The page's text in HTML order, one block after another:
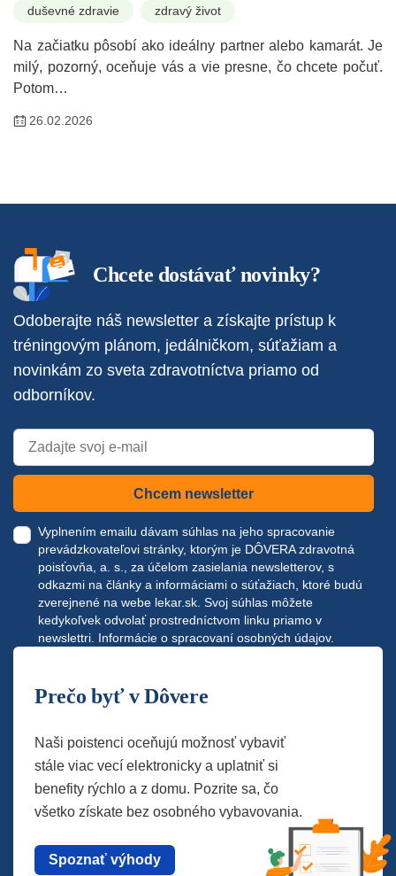
duševné zdravie zdravý život
Na začiatku pôsobí ako ideálny partner alebo kamarát. Je
milý, pozorný, oceňuje vás a vie presne, čo chcete počuť.
Potom…
26.02.2026
Chcete dostávať novinky?
Odoberajte náš newsletter a získajte prístup k
tréningovým plánom, jedálničkom, súťažiam a
novinkám zo sveta zdravotníctva priamo od
odborníkov.
Chcem newsletter
Vyplnením emailu dávam súhlas na jeho spracovanie
prevádzkovateľovi stránky, ktorým je DÔVERA zdravotná
poisťovňa, a. s., za účelom zasielania newsletterov, s
odkazmi na články a informáciami o súťažiach, ktoré budú
zverejnené na webe lekar.sk . Svoj súhlas môžete
kedykoľvek odvolať prostredníctvom linku priamo v
newslettri. Informácie o spracovaní osobných údajov.
Prečo byť v Dôvere
Naši poistenci oceňujú možnosť vybaviť
stále viac vecí elektronicky a uplatniť si
benefity rýchlo a z domu. Pozrite sa, čo
všetko získate bez osobného vybavovania.
Spoznať výhody